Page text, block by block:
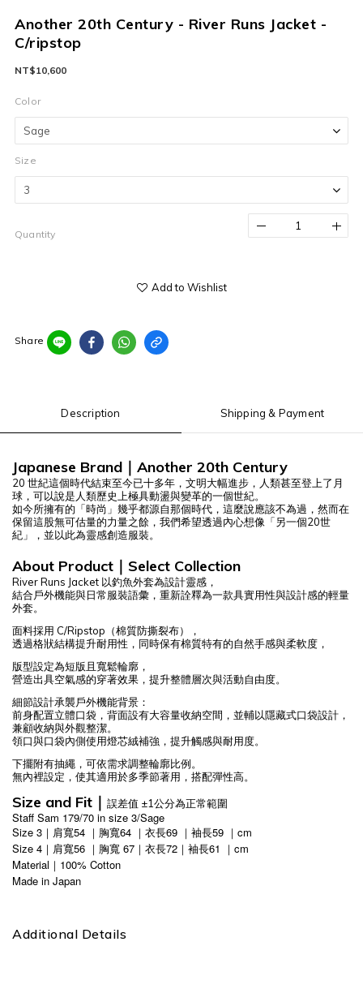
Another 20th Century - River Runs Jacket -
C/ripstop
NT$10,600
Color
Size
Quantity
Add to Wishlist
Share
Description Shipping & Payment
Japanese Brand｜Another 20th Century
20 世紀這個時代結束至今已十多年，文明大幅進步，人類甚至登上了月
球，可以說是人類歷史上極具動盪與變革的一個世紀。
如今所擁有的「時尚」幾乎都源自那個時代，這麼說應該不為過，然而在
保留這股無可估量的力量之餘，我們希望透過內心想像「另一個20世
紀」，並以此為靈感創造服裝。
About Product｜Select Collection
River Runs Jacket 以釣魚外套為設計靈感，
結合戶外機能與日常服裝語彙，重新詮釋為一款具實用性與設計感的輕量
外套。
面料採用 C/Ripstop（棉質防撕裂布），
透過格狀結構提升耐用性，同時保有棉質特有的自然手感與柔軟度，
版型設定為短版且寬鬆輪廓，
營造出具空氣感的穿著效果，提升整體層次與活動自由度。
細節設計承襲戶外機能背景：
前身配置立體口袋，背面設有大容量收納空間，並輔以隱藏式口袋設計，
兼顧收納與外觀整潔。
領口與口袋內側使用燈芯絨補強，提升觸感與耐用度。
下擺附有抽繩，可依需求調整輪廓比例。
無內裡設定，使其適用於多季節著用，搭配彈性高。
Size and Fit｜ 誤差值 ±1公分為正常範圍
Staff Sam 179/70 in size 3/Sage
Size 3｜肩寬54 ｜胸寬64 ｜衣長69 ｜袖長59 ｜cm
Size 4｜肩寬56 ｜胸寬 67｜衣長72｜袖長61 ｜cm
Material｜100% Cotton
Made in Japan
Additional Details